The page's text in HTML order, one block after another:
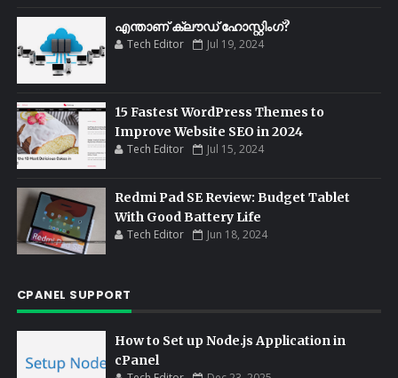
എന്താണ് ക്ലൗഡ് ഹോസ്റ്റിംഗ്?
Tech Editor Jul 19, 2024
15 Fastest WordPress Themes to
Improve Website SEO in 2024
Tech Editor Jul 15, 2024
Redmi Pad SE Review: Budget Tablet
With Good Battery Life
Tech Editor Jun 18, 2024
CPANEL SUPPORT
How to Set up Node.js Application in
cPanel